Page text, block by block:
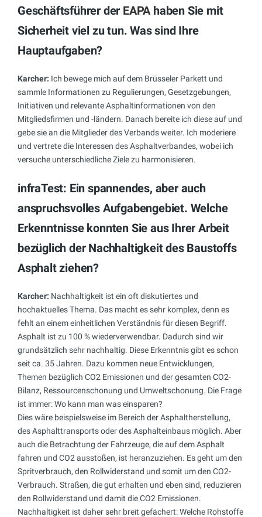
Geschäftsführer der EAPAhaben Sie mit
Sicherheit viel zu tun. Was sind Ihre
Hauptaufgaben?
Karcher: Ich bewege mich auf dem Brüsseler Parkett und
sammle Informationen zu Regulierungen, Gesetzgebungen,
Initiativen und relevante Asphaltinformationen von den
Mitgliedsfirmen und -ländern. Danach bereite ich diese auf und
gebe sie an die Mitglieder des Verbands weiter. Ich moderiere
und vertrete die Interessen des Asphaltverbandes, wobei ich
versuche unterschiedliche Ziele zu harmonisieren.
infraTest: Ein spannendes, aber auch
anspruchsvolles Aufgabengebiet. Welche
Erkenntnisse konnten Sie aus Ihrer Arbeit
bezüglich der Nachhaltigkeit des Baustoffs
Asphalt ziehen?
Karcher: Nachhaltigkeit ist ein oft diskutiertes und
hochaktuelles Thema. Das macht es sehr komplex, denn es
fehlt an einem einheitlichen Verständnis für diesen Begriff.
Asphalt ist zu 100 % wiederverwendbar. Dadurch sind wir
grundsätzlich sehr nachhaltig. Diese Erkenntnis gibt es schon
seit ca. 35 Jahren. Dazu kommen neue Entwicklungen,
Themen bezüglich CO2 Emissionen und der gesamten CO2-
Bilanz, Ressourcenschonung und Umweltschonung. Die Frage
ist immer: Wo kann man was einsparen?
Dies wäre beispielsweise im Bereich der Asphaltherstellung,
des Asphalttransports oder des Asphalteinbaus möglich. Aber
auch die Betrachtung der Fahrzeuge, die auf dem Asphalt
fahren und CO2 ausstoßen, ist heranzuziehen. Es geht um den
Spritverbrauch, den Rollwiderstand und somit um den CO2-
Verbrauch. Straßen, die gut erhalten und eben sind, reduzieren
den Rollwiderstand und damit die CO2 Emissionen.
Nachhaltigkeit ist daher sehr breit gefächert: Welche Rohstoffe